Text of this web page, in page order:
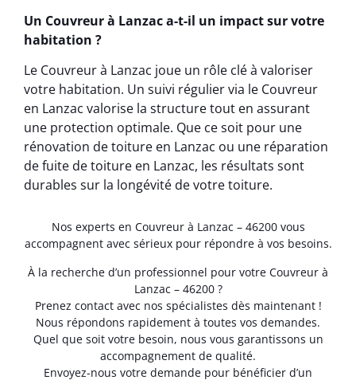
Un Couvreur à Lanzac a-t-il un impact sur votre
habitation ?
Le Couvreur à Lanzac joue un rôle clé à valoriser
votre habitation. Un suivi régulier via le Couvreur
en Lanzac valorise la structure tout en assurant
une protection optimale. Que ce soit pour une
rénovation de toiture en Lanzac ou une réparation
de fuite de toiture en Lanzac, les résultats sont
durables sur la longévité de votre toiture.
Nos experts en Couvreur à Lanzac – 46200 vous
accompagnent avec sérieux pour répondre à vos besoins.
À la recherche d’un professionnel pour votre Couvreur à
Lanzac – 46200 ?
Prenez contact avec nos spécialistes dès maintenant !
Nous répondons rapidement à toutes vos demandes.
Quel que soit votre besoin, nous vous garantissons un
accompagnement de qualité.
Envoyez-nous votre demande pour bénéficier d’un